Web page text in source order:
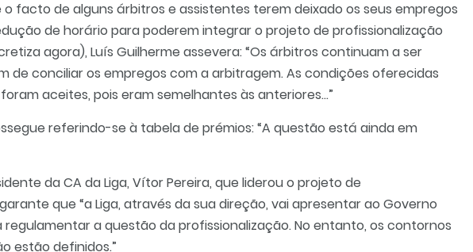
facto de alguns árbitros e assistentes terem deixado os seus empregos
de horário para poderem integrar o projeto de profissionalização
agora), Luís Guilherme assevera: “Os árbitros continuam a ser
de conciliar os empregos com a arbitragem. As condições oferecidas
aceites, pois eram semelhantes às anteriores...”
referindo-se à tabela de prémios: “A questão está ainda em
da CA da Liga, Vítor Pereira, que liderou o projeto de
que “a Liga, através da sua direção, vai apresentar ao Governo
a questão da profissionalização. No entanto, os contornos
estão definidos.”